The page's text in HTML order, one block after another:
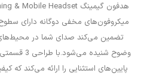
میکروفون‌های مخفی دوگانه دارای
تضمین می‌کند صدای شما در
وضوح
پایین‌های استثنایی را ارائه می‌کند که